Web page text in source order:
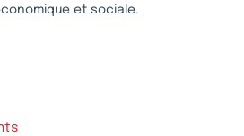
et sociale.